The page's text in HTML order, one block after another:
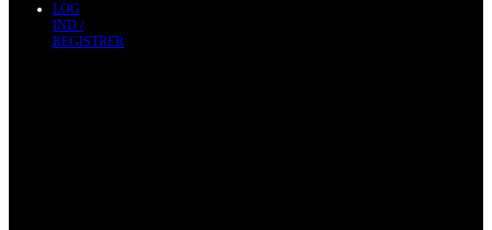
LOG
IND /
REGISTRER